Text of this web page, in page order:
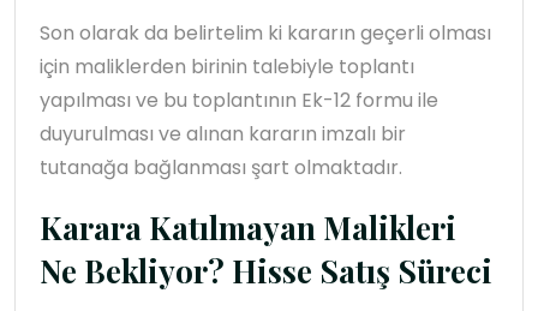
Son olarak da belirtelim ki kararın geçerli olması
için maliklerden birinin talebiyle toplantı
yapılması ve bu toplantının Ek-12 formu ile
duyurulması ve alınan kararın imzalı bir
tutanağa bağlanması şart olmaktadır.
Karara Katılmayan Malikleri
Ne Bekliyor? Hisse Satış Süreci